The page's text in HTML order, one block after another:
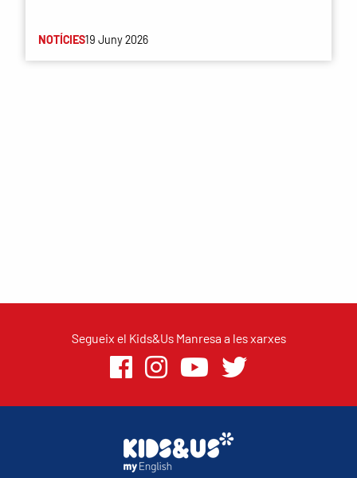
NOTÍCIES19 Juny 2026
Segueix el Kids&Us Manresa a les xarxes